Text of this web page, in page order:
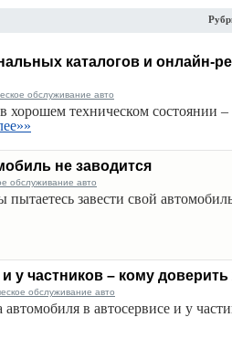
каталогов и онлайн-
обслуживание авто
техническом состоянии –
не заводится
обслуживание авто
пытаетесь завести свой
у частников – кому доверить
обслуживание авто
в автосервисе и у